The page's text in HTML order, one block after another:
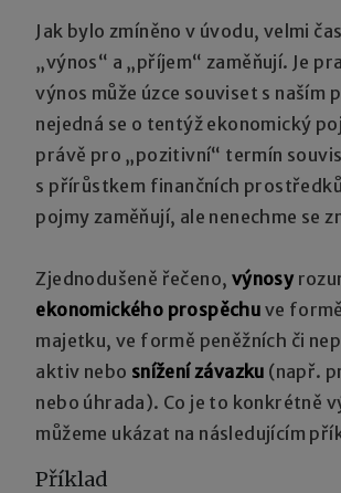
Jak bylo zmíněno v úvodu, velmi
„výnos“ a „příjem“ zaměňují. Je
výnos může úzce souviset s naším
nejedná se o tentýž ekonomický
právě pro „pozitivní“ termín
s přírůstkem finančních
pojmy zaměňují, ale nenechme se
Zjednodušeně řečeno, výnosy
ekonomického prospěchu ve
majetku, ve formě peněžních či
aktiv nebo snížení závazku (např.
nebo úhrada). Co je to konkrétně
můžeme ukázat na následujícím
Příklad